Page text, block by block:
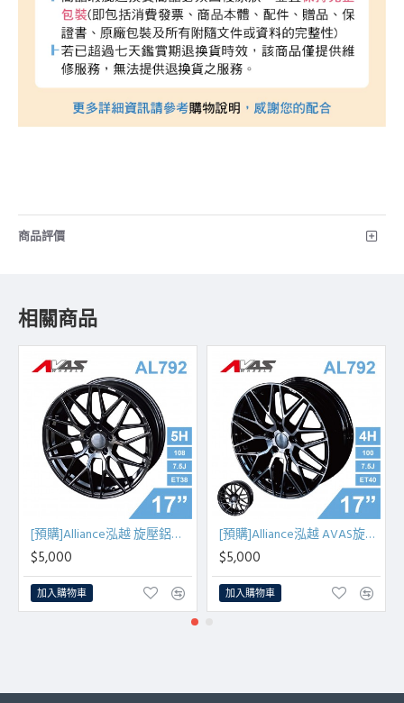
商品評價
相關商品
[預購]Alliance泓越 旋壓鋁圈輪框 AL792 17吋 5孔108/7.5J/ET38(FB平光黑)
$5,000
加入購物車
[預購]Alliance泓越 AVAS旋壓鋁圈輪框 AL792 17吋 4孔100/7.5J/ET40
$5,000
加入購物車